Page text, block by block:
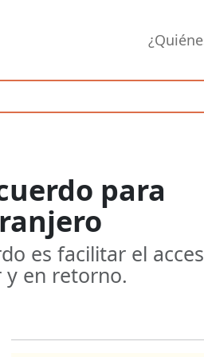
para
es facilitar el
y en retorno.